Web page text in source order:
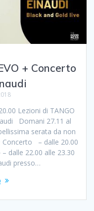
+ Concerto
Lezioni di TANGO
Domani 27.11 al
serata da non
Concerto – dalle 20.00
dalle 22.00 alle 23.30
presso…